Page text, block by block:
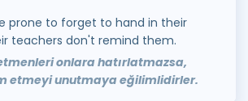
prone to forget to hand in their
teachers don't remind them.
onlara hatırlatmazsa,
etmeyi unutmaya eğilimlidirler.